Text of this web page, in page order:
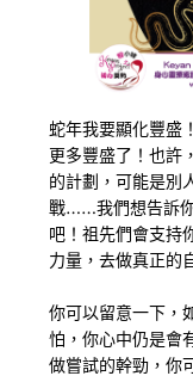
蛇年我要顯化豐盛
更多豐盛了！也許
的計劃，可能是別
戰……我們想告訴
吧！祖先們會支持
力量，去做真正的
你可以留意一下，
怕，你心中仍是會
做嘗試的幹勁，你